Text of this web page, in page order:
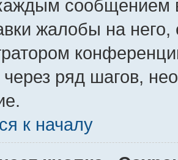
сообщением
жалобы на
через ряд шагов,
к началу